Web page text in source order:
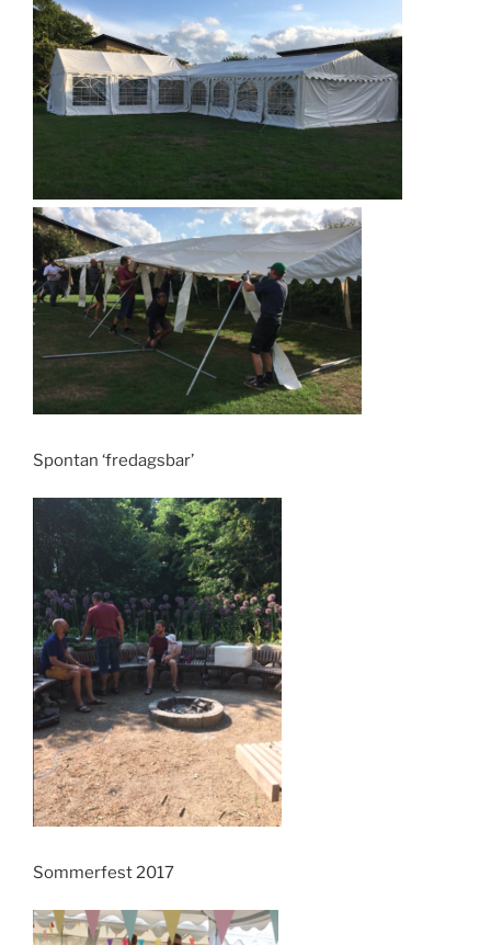
Spontan ‘fredagsbar’
Sommerfest 2017